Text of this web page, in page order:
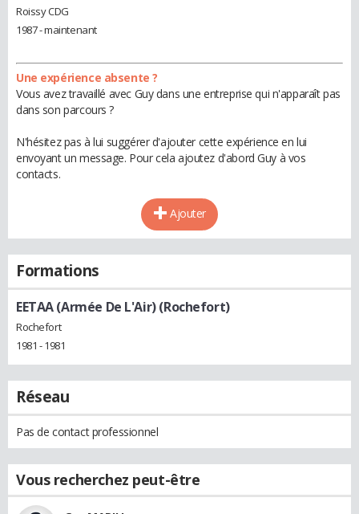
Roissy CDG
1987 - maintenant
Une expérience absente ?
Vous avez travaillé avec Guy dans une entreprise qui n'apparaît pas
dans son parcours ?
N'hésitez pas à lui suggérer d'ajouter cette expérience en lui
envoyant un message. Pour cela ajoutez d'abord Guy à vos
contacts.
Ajouter
Formations
EETAA (Armée De L'Air) (Rochefort)
Rochefort
1981 - 1981
Réseau
Pas de contact professionnel
Vous recherchez peut-être